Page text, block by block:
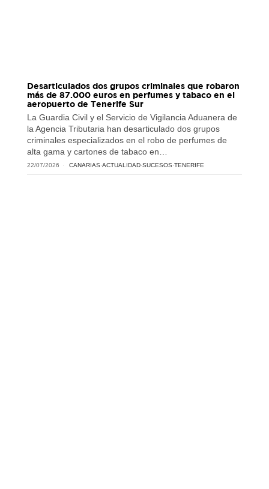
Desarticulados dos grupos criminales que robaron
más de 87.000 euros en perfumes y tabaco en el
aeropuerto de Tenerife Sur
La Guardia Civil y el Servicio de Vigilancia Aduanera de
la Agencia Tributaria han desarticulado dos grupos
criminales especializados en el robo de perfumes de
alta gama y cartones de tabaco en…
22/07/2026 CANARIAS·ACTUALIDAD·SUCESOS·TENERIFE